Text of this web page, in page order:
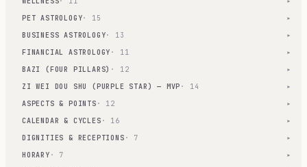
▾
PET ASTROLOGY· 15 ▾
BUSINESS ASTROLOGY· 13 ▾
FINANCIAL ASTROLOGY · 11 ▾
BAZI (FOUR PILLARS) · 12 ▾
ZI WEI DOU SHU (PURPLE STAR) — MVP · 14 ▾
ASPECTS & POINTS · 12 ▾
CALENDAR & CYCLES · 16 ▾
DIGNITIES & RECEPTIONS · 7 ▾
HORARY · 7 ▾